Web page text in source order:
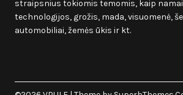
straipsnius tokiomis temomis, kaip
technologijos, grožis, mada, visuomenė,
automobiliai, žemės ūkis ir kt.